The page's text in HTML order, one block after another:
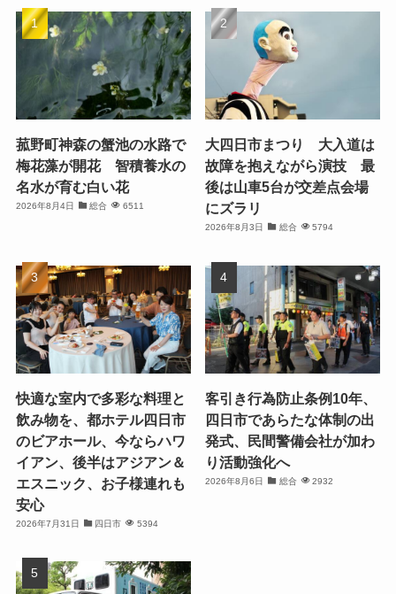
菰野町神森の蟹池の水路で
梅花藻が開花 智積養水の
名水が育む白い花
2026年8月4日 総合 6511
大四日市まつり 大入道は
故障を抱えながら演技 最
後は山車5台が交差点会場
にズラリ
2026年8月3日 総合 5794
快適な室内で多彩な料理と
飲み物を、都ホテル四日市
のビアホール、今ならハワ
イアン、後半はアジアン＆
エスニック、お子様連れも
安心
2026年7月31日 四日市 5394
客引き行為防止条例10年、
四日市であらたな体制の出
発式、民間警備会社が加わ
り活動強化へ
2026年8月6日 総合 2932